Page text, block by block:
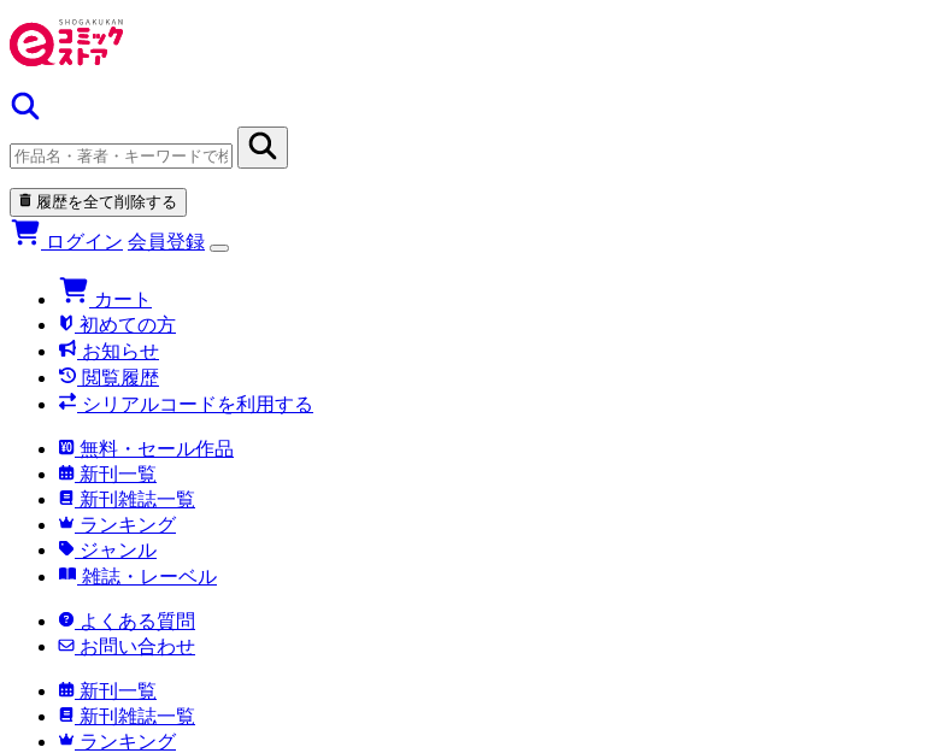
履歴を全て削除する
ログイン 会員登録
カート
初めての方
お知らせ
閲覧履歴
シリアルコードを利用する
無料・セール作品
新刊一覧
新刊雑誌一覧
ランキング
ジャンル
雑誌・レーベル
よくある質問
お問い合わせ
新刊一覧
新刊雑誌一覧
ランキング